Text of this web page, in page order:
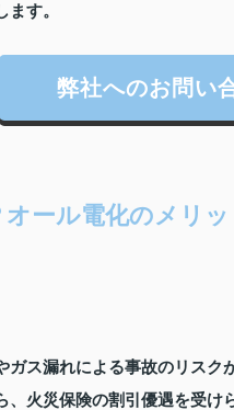
す。
弊社へのお問い
ール電化のメリ
ガス漏れによる事故のリスク
火災保険の割引優遇を受け